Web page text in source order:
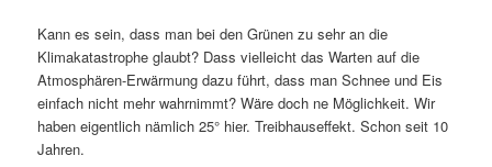
Kann es sein, dass man bei den Grünen zu sehr an die
Klimakatastrophe glaubt? Dass vielleicht das Warten auf die
Atmosphären-Erwärmung dazu führt, dass man Schnee und Eis
einfach nicht mehr wahrnimmt? Wäre doch ne Möglichkeit. Wir
haben eigentlich nämlich 25° hier. Treibhauseffekt. Schon seit 10
Jahren.